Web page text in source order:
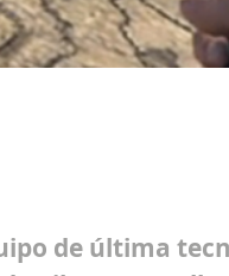
de última